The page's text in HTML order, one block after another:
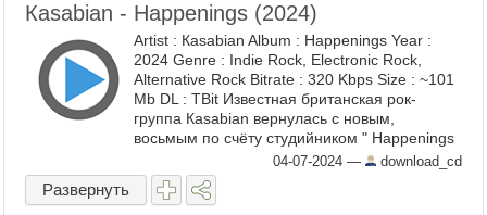
Каsаbiаn - Нарреnings (2024)
Artist : Каsаbiаn Album : Нарреnings Year :
2024 Genre : Indie Rock, Electronic Rock,
Alternative Rock Bitrate : 320 Kbps Size : ~101
Mb DL : TBit Известная британская рок-
группа Каsаbiаn вернулась с новым,
восьмым по счёту студийником " Нарреnings
04-07-2024 — download_cd
Развернуть